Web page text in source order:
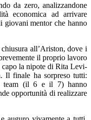
da zero, analizzandone
economica ad arrivare
giovani mentor che hanno
all’Ariston, dove i
il proprio lavoro
capo la nipote di Rita Levi-
Il finale ha sorpreso tutti:
team (il 6 e il 7) hanno
opportunità di realizzare